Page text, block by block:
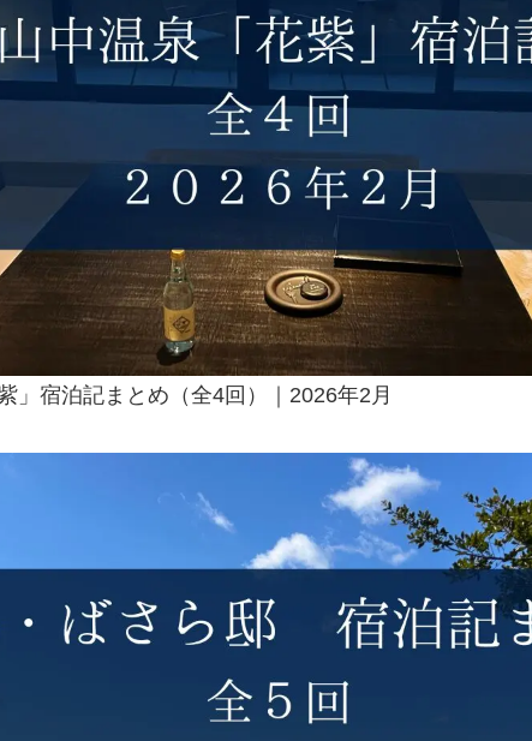
」宿泊記まとめ（全4回）｜2026年2月